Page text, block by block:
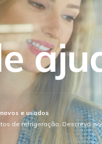
e usados
de refrigeração. Descreva-